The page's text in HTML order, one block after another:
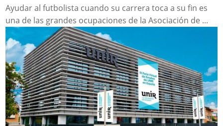
Ayudar al futbolista cuando su carrera toca a su fin es
una de las grandes ocupaciones de la Asociación de ...